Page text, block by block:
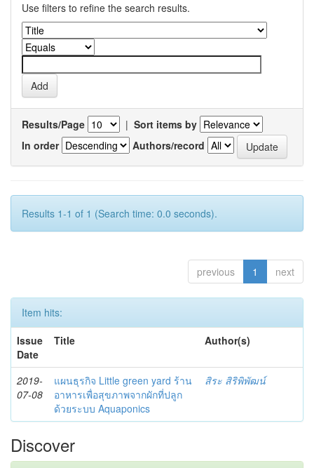
Use filters to refine the search results.
Results/Page | Sort items by
In order
Authors/record
Results 1-1 of 1 (Search time: 0.0 seconds).
previous 1 next
Item hits:
Issue
Date
Title Author(s)
2019-
07-08
แผนธุรกิจ Little green yard ร้าน
อาหารเพื่อสุขภาพจากผักที่ปลูก
ด้วยระบบ Aquaponics
สิระ สิริพิพัฒน์
Discover